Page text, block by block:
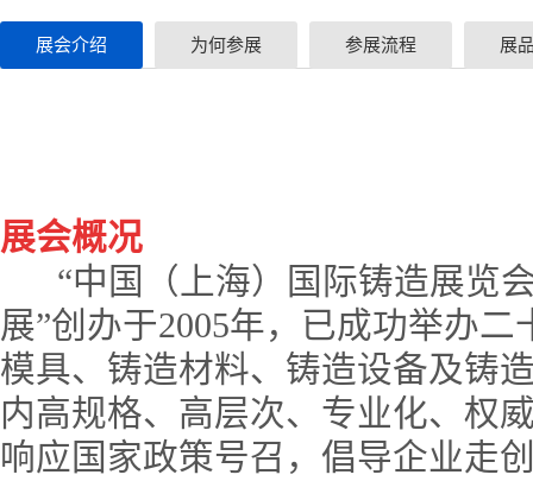
展会介绍 为何参展 参展流程 展
展会概况
“中国（上海）国际铸造展览
展”创办于2005年，已成功举办二
模具、铸造材料、铸造设备及铸
内高规格、高层次、专业化、权
响应国家政策号召，倡导企业走